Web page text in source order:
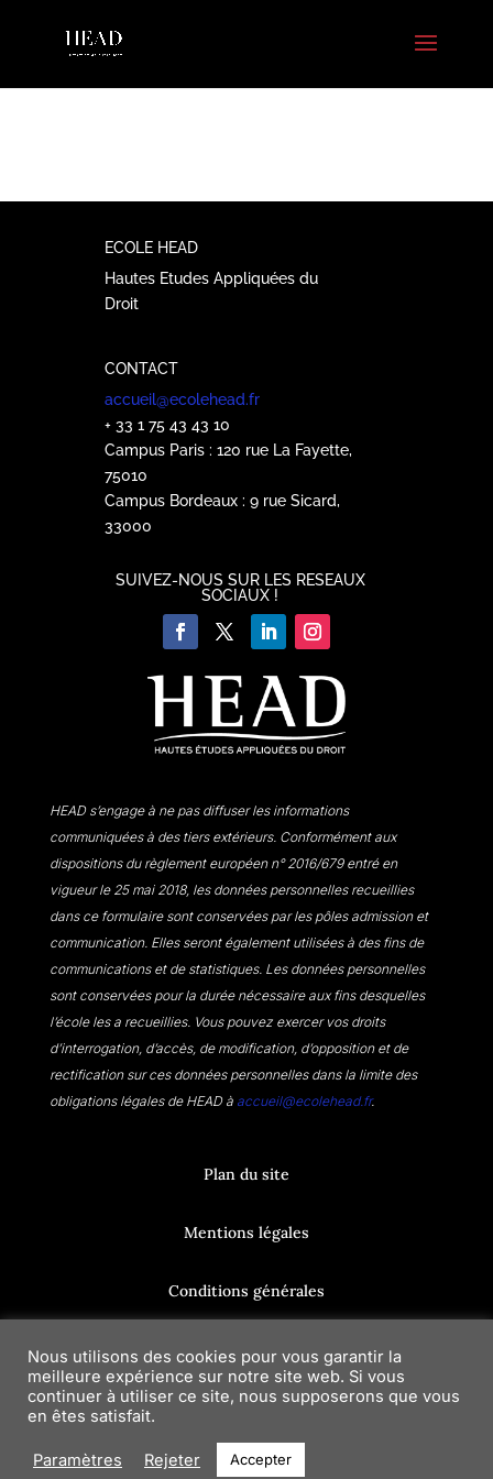
ECOLE HEAD
Hautes Etudes Appliquées du
Droit
CONTACT
accueil@ecolehead.fr
+ 33 1 75 43 43 10
Campus Paris : 120 rue La Fayette,
75010
Campus Bordeaux : 9 rue Sicard,
33000
SUIVEZ-NOUS SUR LES RESEAUX
SOCIAUX !
HEAD s’engage à ne pas diffuser les informations
communiquées à des tiers extérieurs. Conformément aux
dispositions du règlement européen n° 2016/679 entré en
vigueur le 25 mai 2018, les données personnelles recueillies
dans ce formulaire sont conservées par les pôles admission et
communication. Elles seront également utilisées à des fins de
communications et de statistiques. Les données personnelles
sont conservées pour la durée nécessaire aux fins desquelles
l’école les a recueillies. Vous pouvez exercer vos droits
d’interrogation, d’accès, de modification, d’opposition et de
rectification sur ces données personnelles dans la limite des
obligations légales de HEAD à accueil@ecolehead.fr.
Plan du site
Mentions légales
Conditions générales
Réclamations
Contacts
Nous utilisons des cookies pour vous garantir la
meilleure expérience sur notre site web. Si vous
continuer à utiliser ce site, nous supposerons que vous
en êtes satisfait.
Paramètres Rejeter Accepter